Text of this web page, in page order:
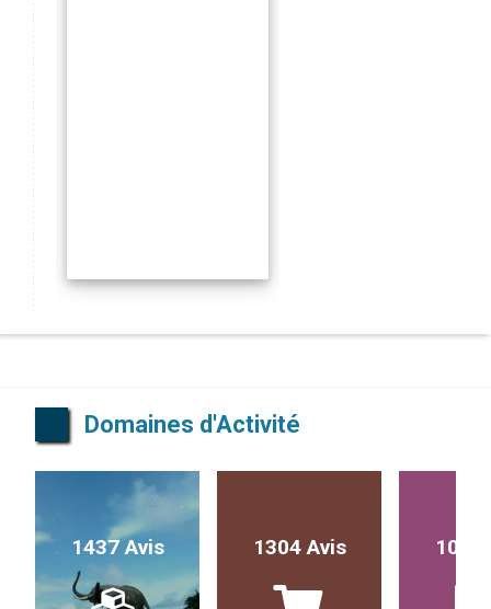
Domaines d'Activité
1437 Avis 1304 Avis 1017